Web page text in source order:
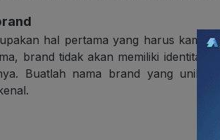
hal pertama yang harus kamu
brand tidak akan memiliki identitas
Buatlah nama brand yang unik